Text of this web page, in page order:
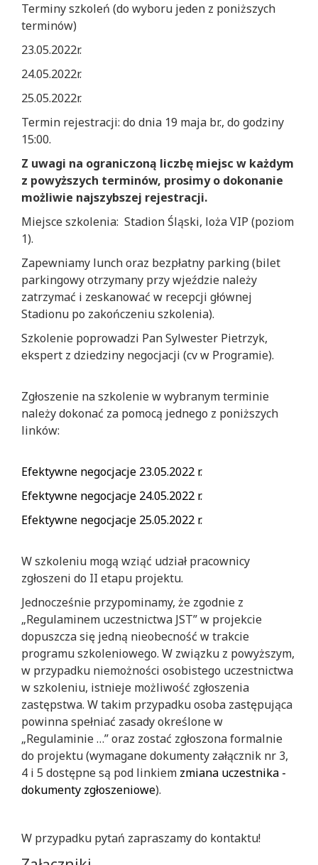
Terminy szkoleń (do wyboru jeden z poniższych
terminów)
23.05.2022r.
24.05.2022r.
25.05.2022r.
Termin rejestracji: do dnia 19 maja br., do godziny
15:00.
Z uwagi na ograniczoną liczbę miejsc w każdym
z powyższych terminów, prosimy o dokonanie
możliwie najszybszej rejestracji.
Miejsce szkolenia: Stadion Śląski, loża VIP (poziom
1).
Zapewniamy lunch oraz bezpłatny parking (bilet
parkingowy otrzymany przy wjeździe należy
zatrzymać i zeskanować w recepcji głównej
Stadionu po zakończeniu szkolenia).
Szkolenie poprowadzi Pan Sylwester Pietrzyk,
ekspert z dziedziny negocjacji (cv w Programie).
Zgłoszenie na szkolenie w wybranym terminie
należy dokonać za pomocą jednego z poniższych
linków:
Efektywne negocjacje 23.05.2022 r.
Efektywne negocjacje 24.05.2022 r.
Efektywne negocjacje 25.05.2022 r.
W szkoleniu mogą wziąć udział pracownicy
zgłoszeni do II etapu projektu.
Jednocześnie przypominamy, że zgodnie z
„Regulaminem uczestnictwa JST” w projekcie
dopuszcza się jedną nieobecność w trakcie
programu szkoleniowego. W związku z powyższym,
w przypadku niemożności osobistego uczestnictwa
w szkoleniu, istnieje możliwość zgłoszenia
zastępstwa. W takim przypadku osoba zastępująca
powinna spełniać zasady określone w
„Regulaminie …” oraz zostać zgłoszona formalnie
do projektu (wymagane dokumenty załącznik nr 3,
4 i 5 dostępne są pod linkiem zmiana uczestnika -
dokumenty zgłoszeniowe).
W przypadku pytań zapraszamy do kontaktu!